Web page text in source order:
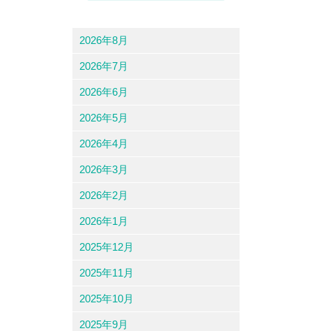
2026年8月
2026年7月
2026年6月
2026年5月
2026年4月
2026年3月
2026年2月
2026年1月
2025年12月
2025年11月
2025年10月
2025年9月